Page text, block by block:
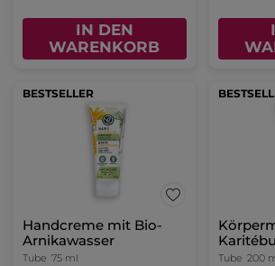
IN DEN
WARENKORB
BESTSELLER
Handcreme mit Bio-
Arnikawasser
Tube 75 ml
Tube 200